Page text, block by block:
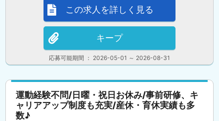
応募可能期間 ： 2026-05-01 ～ 2026-08-31
この求人を詳しく見る
キープ
運動経験不問/日曜・祝日お休み/事前研修、キ
ャリアアップ制度も充実/産休・育休実績も多
数♪